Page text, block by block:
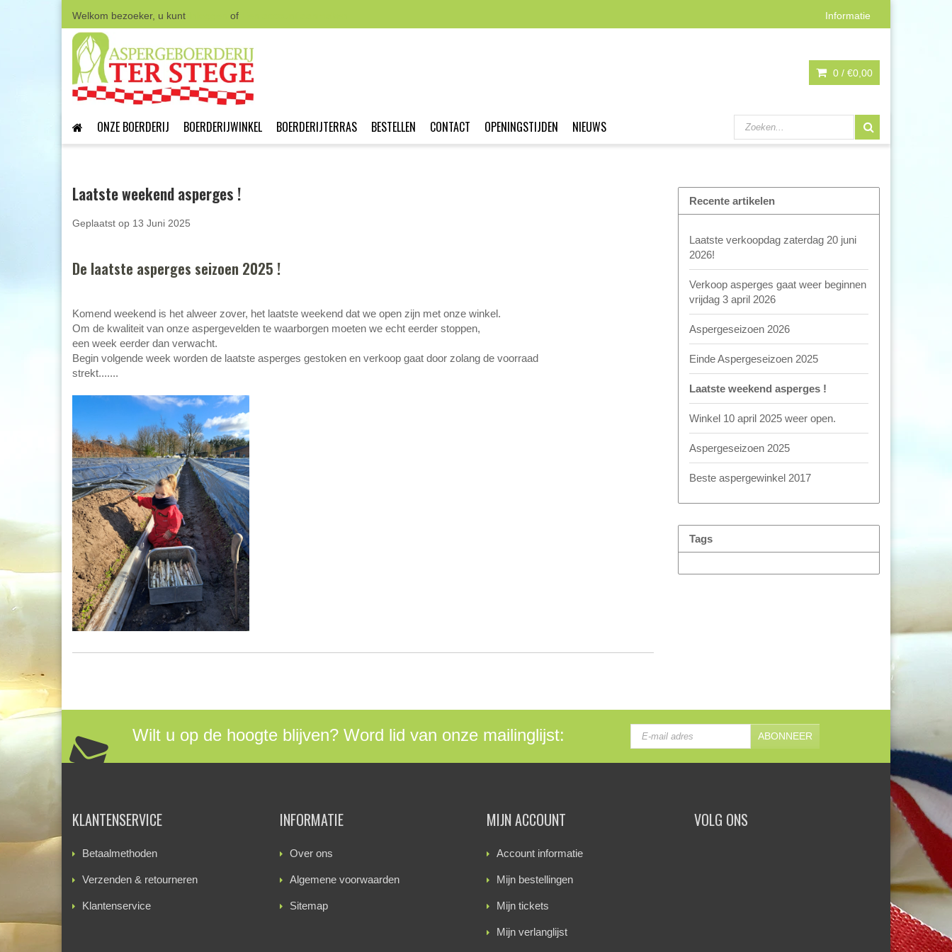
Welkom bezoeker, u kunt of Informatie
0 / €0,00
ONZE BOERDERIJ BOERDERIJWINKEL BOERDERIJTERRAS BESTELLEN CONTACT OPENINGSTIJDEN NIEUWS
Laatste weekend asperges !
Geplaatst op 13 Juni 2025
De laatste asperges seizoen 2025 !
Komend weekend is het alweer zover, het laatste weekend dat we open zijn met onze winkel.
Om de kwaliteit van onze aspergevelden te waarborgen moeten we echt eerder stoppen,
een week eerder dan verwacht.
Begin volgende week worden de laatste asperges gestoken en verkoop gaat door zolang de voorraad
strekt.......
Recente artikelen
Laatste verkoopdag zaterdag 20 juni
2026!
Verkoop asperges gaat weer beginnen
vrijdag 3 april 2026
Aspergeseizoen 2026
Einde Aspergeseizoen 2025
Laatste weekend asperges !
Winkel 10 april 2025 weer open.
Aspergeseizoen 2025
Beste aspergewinkel 2017
Tags
Wilt u op de hoogte blijven? Word lid van onze mailinglijst: ABONNEER
KLANTENSERVICE
Betaalmethoden
Verzenden & retourneren
Klantenservice
INFORMATIE
Over ons
Algemene voorwaarden
Sitemap
MIJN ACCOUNT
Account informatie
Mijn bestellingen
Mijn tickets
Mijn verlanglijst
VOLG ONS